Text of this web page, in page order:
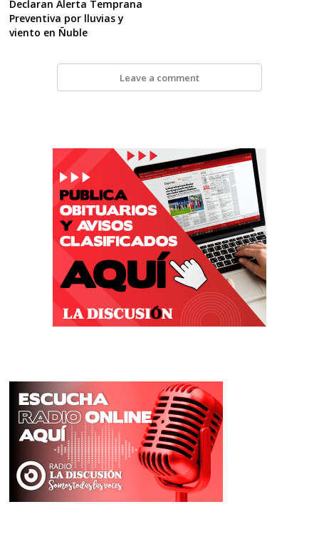
Declaran Alerta Temprana
Preventiva por lluvias y
viento en Ñuble
Leave a comment